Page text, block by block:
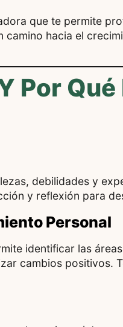
que te permite
hacia el
Por Qué
debilidades y
y reflexión para
Personal
identificar las
cambios positivos.